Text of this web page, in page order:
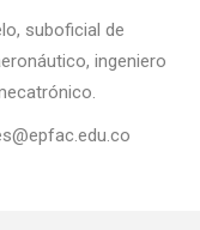
suboficial de
ingeniero